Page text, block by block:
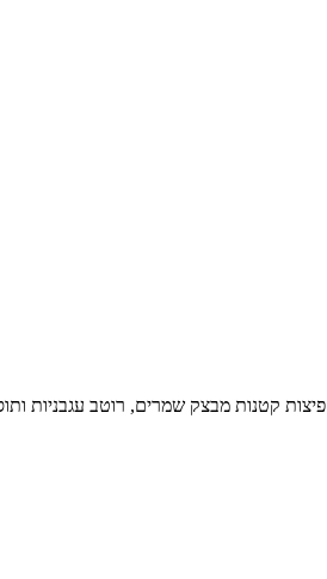
פיצות קטנות מבצק שמרים, רוטב עגבניות ותוספות שאוהבים